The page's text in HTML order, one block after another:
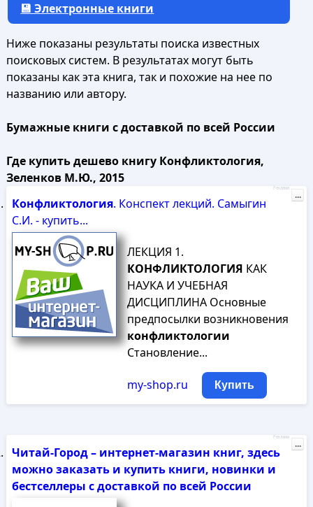
💾 Электронные книги
Ниже показаны результаты поиска известных
поисковых систем. В результатах могут быть
показаны как эта книга, так и похожие на нее по
названию или автору.
Бумажные книги с доставкой по всей России
Где купить дешево книгу Конфликтология,
Зеленков М.Ю., 2015
Конфликтология. Конспект лекций. Самыгин
С.И. - купить...
ЛЕКЦИЯ 1.
КОНФЛИКТОЛОГИЯ КАК
НАУКА И УЧЕБНАЯ
ДИСЦИПЛИНА Основные
предпосылки возникновения
конфликтологии
Становление...
my-shop.ru Купить
Реклама
...
Читай-Город – интернет-магазин книг, здесь
можно заказать и купить книги, новинки и
бестселлеры с доставкой по всей России
Реклама
...